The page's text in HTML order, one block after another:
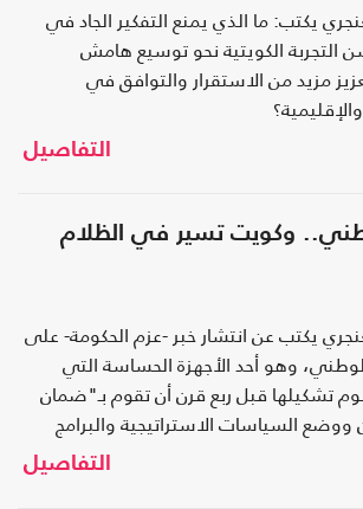
يكتب: ما الذي يمنع التفكير الجاد في
التجربة الكويتية نحو توسيع هامش
مزيد من الاستقرار والتوافق في
التفاصيل
وكويت تسير في الظلام
يكتب عن انتشار خبر -عزم الحكومة- على
وهو أحد الأجهزة الحساسة التي
قبل ربع قرن أن تقوم بـ"ضمان
السياسات الاستراتيجية والبرامج
التفاصيل